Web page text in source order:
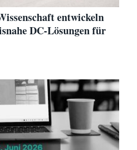
entwickeln
DC-Lösungen für